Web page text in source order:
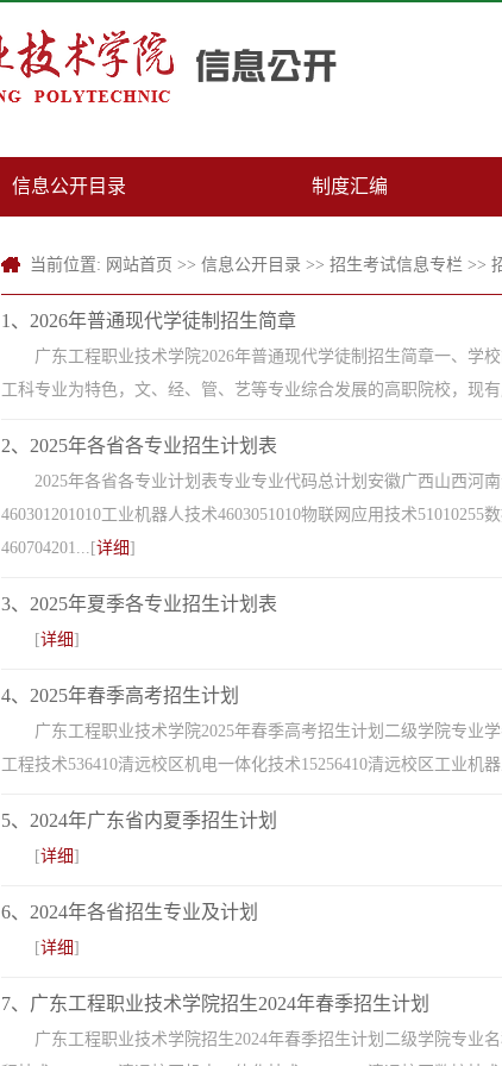
信息公开目录 制度汇编
当前位置: 网站首页 >> 信息公开目录 >> 招生考试信息专栏 >>
1、2026年普通现代学徒制招生简章
广东工程职业技术学院2026年普通现代学徒制招生简章一、学
工科专业为特色，文、经、管、艺等专业综合发展的高职院校，现
2、2025年各省各专业招生计划表
2025年各省各专业计划表专业专业代码总计划安徽广西山西河
460301201010工业机器人技术4603051010物联网应用技术
460704201...[详细]
3、2025年夏季各专业招生计划表
[详细]
4、2025年春季高考招生计划
广东工程职业技术学院2025年春季高考招生计划二级学院专业
工程技术536410清远校区机电一体化技术15256410清远校区工业机
5、2024年广东省内夏季招生计划
[详细]
6、2024年各省招生专业及计划
[详细]
7、广东工程职业技术学院招生2024年春季招生计划
广东工程职业技术学院招生2024年春季招生计划二级学院专业